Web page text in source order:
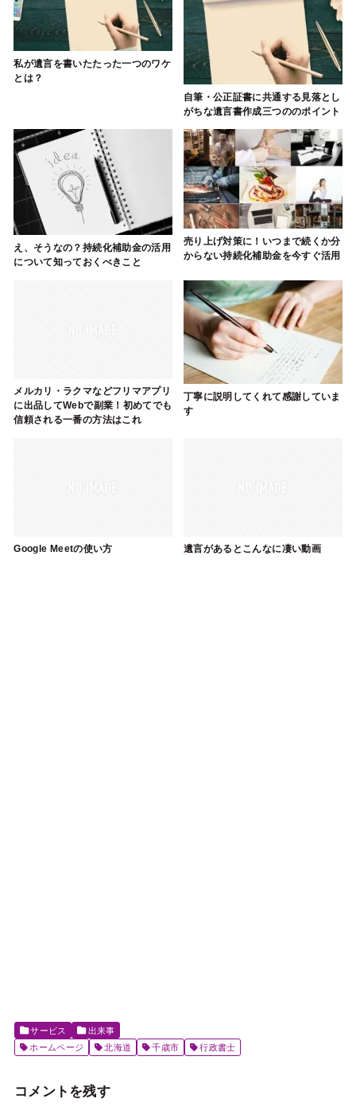
私が遺言を書いたたった一つのワケ
とは？
自筆・公正証書に共通する見落とし
がちな遺言書作成三つののポイント
え、そうなの？持続化補助金の活用
について知っておくべきこと
売り上げ対策に！いつまで続くか分
からない持続化補助金を今すぐ活用
メルカリ・ラクマなどフリマアプリ
に出品してWebで副業！初めてでも
信頼される一番の方法はこれ
丁寧に説明してくれて感謝していま
す
Google Meetの使い方 遺言があるとこんなに凄い動画
サービス
出来事
ホームページ
北海道 千歳市 行政書士
コメントを残す